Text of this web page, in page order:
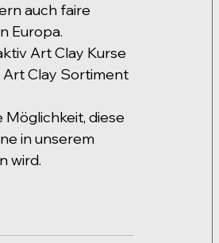
auch faire
Europa.
Art Clay Kurse
Art Clay Sortiment
diese
in unserem
wird.